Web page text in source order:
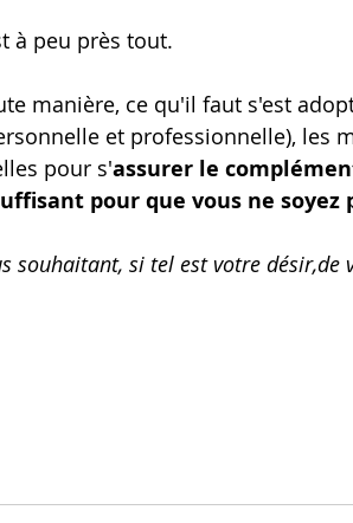
à peu près tout.
manière, ce qu'il faut s'est
et professionnelle), les
pour s'assurer le
pour que vous ne soyez
souhaitant, si tel est votre